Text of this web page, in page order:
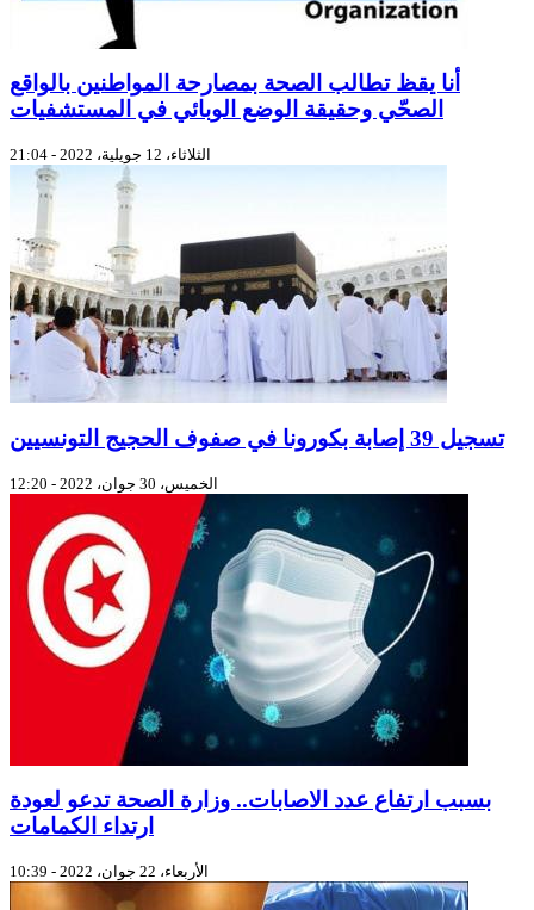
أنا يقظ تطالب الصحة بمصارحة المواطنين بالواقع
الصحّي وحقيقة الوضع الوبائي في المستشفيات
الثلاثاء، 12 جويلية، 2022 - 21:04
تسجيل 39 إصابة بكورونا في صفوف الحجيج التونسيين
الخميس، 30 جوان، 2022 - 12:20
بسبب ارتفاع عدد الاصابات.. وزارة الصحة تدعو لعودة
ارتداء الكمامات
الأربعاء، 22 جوان، 2022 - 10:39